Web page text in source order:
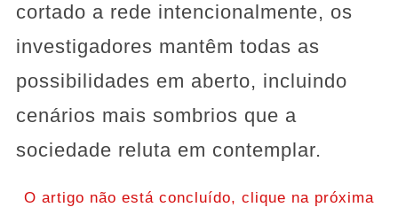
cortado a rede intencionalmente, os
investigadores mantêm todas as
possibilidades em aberto, incluindo
cenários mais sombrios que a
sociedade reluta em contemplar.
O artigo não está concluído, clique na próxima